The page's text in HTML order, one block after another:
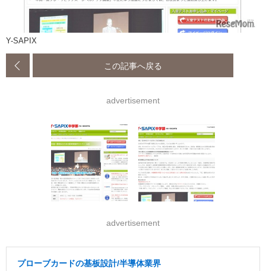
Y-SAPIX
この記事へ戻る
advertisement
advertisement
プローブカードの基板設計/半導体業界